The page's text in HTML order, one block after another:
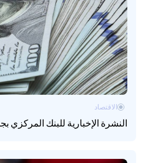
النشرة الإخبارية للبنك المركزي
الاقتصاد